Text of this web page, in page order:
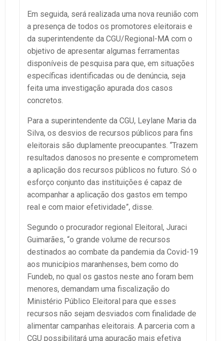
Em seguida, será realizada uma nova reunião com
a presença de todos os promotores eleitorais e
da superintendente da CGU/Regional-MA com o
objetivo de apresentar algumas ferramentas
disponíveis de pesquisa para que, em situações
específicas identificadas ou de denúncia, seja
feita uma investigação apurada dos casos
concretos.
Para a superintendente da CGU, Leylane Maria da
Silva, os desvios de recursos públicos para fins
eleitorais são duplamente preocupantes. “Trazem
resultados danosos no presente e comprometem
a aplicação dos recursos públicos no futuro. Só o
esforço conjunto das instituições é capaz de
acompanhar a aplicação dos gastos em tempo
real e com maior efetividade”, disse.
Segundo o procurador regional Eleitoral, Juraci
Guimarães, “o grande volume de recursos
destinados ao combate da pandemia da Covid-19
aos municípios maranhenses, bem como do
Fundeb, no qual os gastos neste ano foram bem
menores, demandam uma fiscalização do
Ministério Público Eleitoral para que esses
recursos não sejam desviados com finalidade de
alimentar campanhas eleitorais. A parceria com a
CGU possibilitará uma apuração mais efetiva